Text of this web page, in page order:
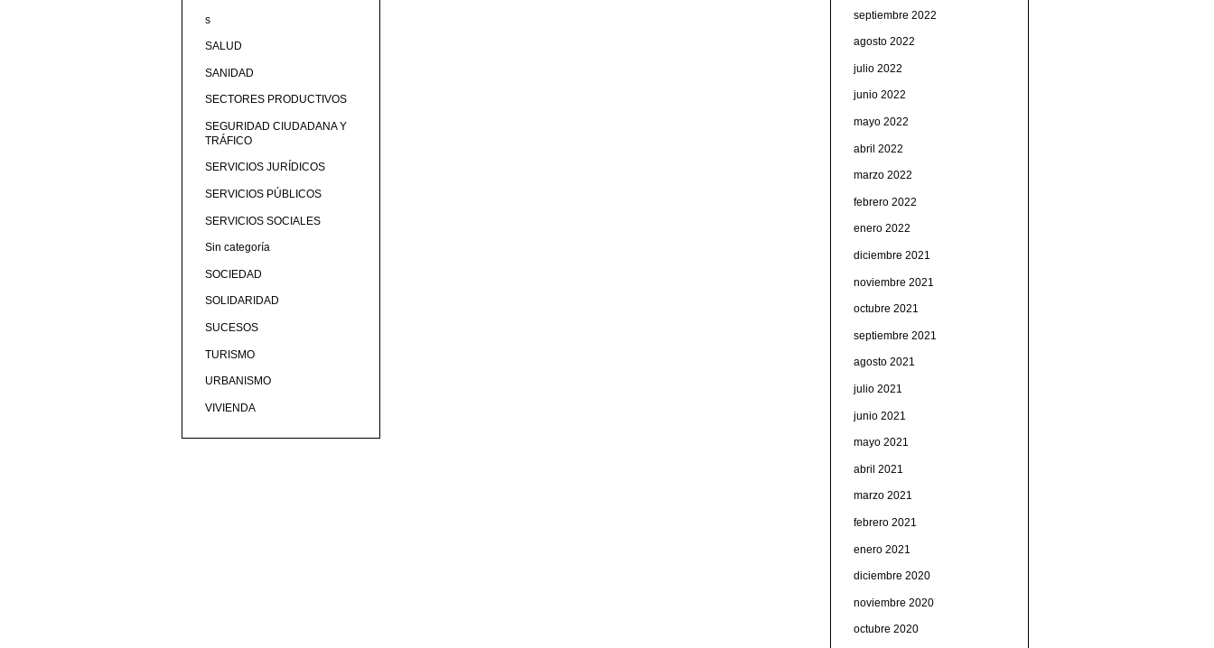
s
SALUD
SANIDAD
SECTORES PRODUCTIVOS
SEGURIDAD CIUDADANA Y
TRÁFICO
SERVICIOS JURÍDICOS
SERVICIOS PÚBLICOS
SERVICIOS SOCIALES
Sin categoría
SOCIEDAD
SOLIDARIDAD
SUCESOS
TURISMO
URBANISMO
VIVIENDA
septiembre 2022
agosto 2022
julio 2022
junio 2022
mayo 2022
abril 2022
marzo 2022
febrero 2022
enero 2022
diciembre 2021
noviembre 2021
octubre 2021
septiembre 2021
agosto 2021
julio 2021
junio 2021
mayo 2021
abril 2021
marzo 2021
febrero 2021
enero 2021
diciembre 2020
noviembre 2020
octubre 2020